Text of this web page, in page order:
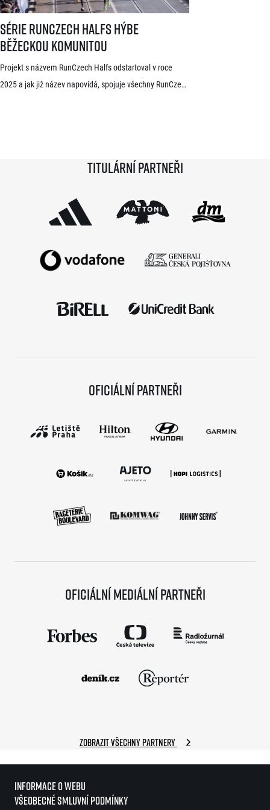
Série RunCzech Halfs hýbe
běžeckou komunitou
Projekt s názvem RunCzech Halfs odstartoval v roce
2025 a jak již název napovídá, spojuje všechny RunCzech
sezónu a od startu tak uběhlo teprve 18 měsíců,
Série RunCzech Halfs hýbe běžeckou komunitou
Titulární partneři
Oficiální partneři
Oficiální mediální partneři
Zobrazit všechny partnery
Informace o webu
Všeobecné smluvní podmínky